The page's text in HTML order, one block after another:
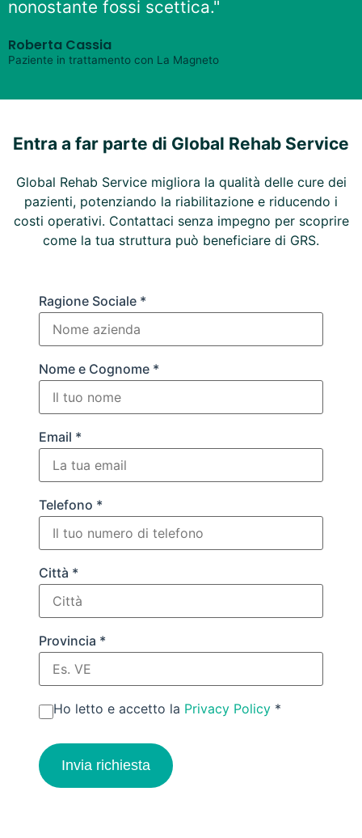
nonostante fossi scettica."
Roberta Cassia
Paziente in trattamento con La Magneto
Entra a far parte di Global Rehab Service
Global Rehab Service migliora la qualità delle cure dei
pazienti, potenziando la riabilitazione e riducendo i
costi operativi. Contattaci senza impegno per scoprire
come la tua struttura può beneficiare di GRS.
Ragione Sociale *
Nome e Cognome *
Email *
Telefono *
Città *
Provincia *
Ho letto e accetto la Privacy Policy *
Invia richiesta